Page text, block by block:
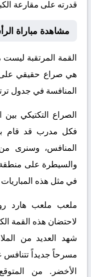
قدرته على مقارعة
مشاهدة مباراة
القمة المرتقبة
هي صراع حقيقي على
المنافسة في جدول
الصراع التكتيكي
فكل مدرب قد قام
المنافس، وسنرى
والسيطرة على
في مثل هذه المباريات
ملعب ملعب هارد
لاحتضان هذه القمة
شهد العديد من
مسرحاً جديداً تتنافس
الأخضر. من